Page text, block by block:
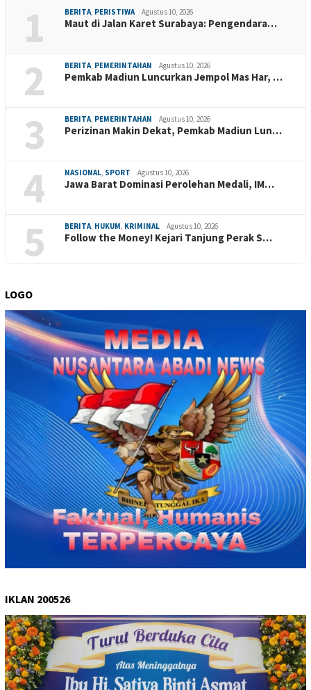
1 BERITA, PERISTIWA Agustus 10, 2026
Maut di Jalan Karet Surabaya: Pengendara…
2 BERITA, PEMERINTAHAN Agustus 10, 2026
Pemkab Madiun Luncurkan Jempol Mas Har, …
3 BERITA, PEMERINTAHAN Agustus 10, 2026
Perizinan Makin Dekat, Pemkab Madiun Lun…
4 NASIONAL, SPORT Agustus 10, 2026
Jawa Barat Dominasi Perolehan Medali, IM…
5 BERITA, HUKUM, KRIMINAL Agustus 10, 2026
Follow the Money! Kejari Tanjung Perak S…
LOGO
IKLAN 200526